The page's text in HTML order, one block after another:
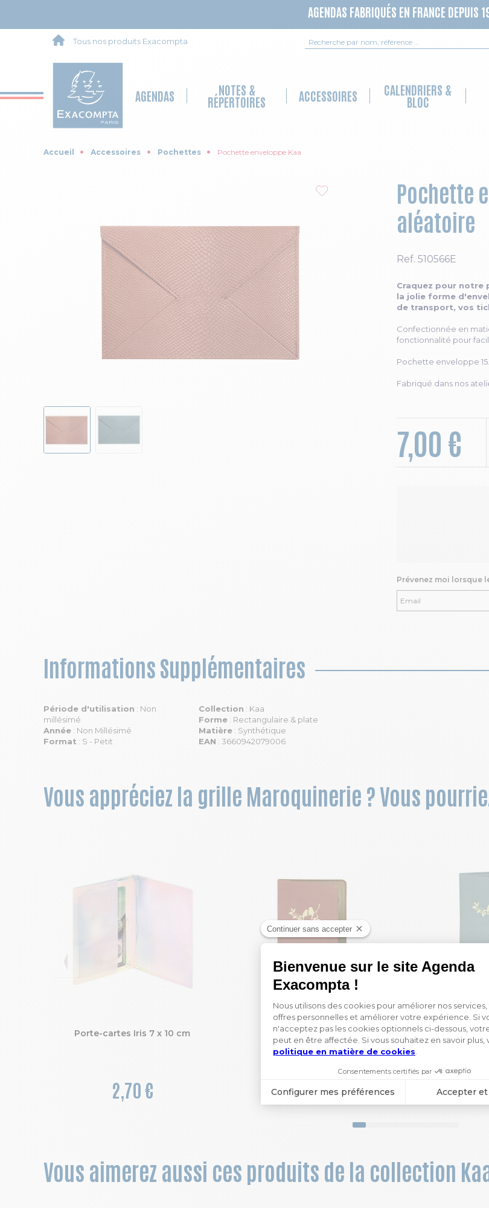
AGENDAS FABRIQUÉS EN FRANCE DEPUIS
Tous nos produits Exacompta Recherche
AGENDAS NOTES &
RÉPERTOIRES ACCESSOIRES CALENDRIERS &
BLOC
Accueil Accessoires Pochettes Pochette enveloppe Kaa
Pochette
aléatoire
Ref. 510566E
Craquez pour notre
la jolie forme
de transport, vos
Confectionnée en
fonctionnalité pour
Pochette enveloppe
Fabriqué dans nos
7,00 €
Prévenez moi lorsque
Informations Supplémentaires
Période d'utilisation : Non
millésimé
Année : Non Millésimé
Format : S - Petit
Collection : Kaa
Forme : Rectangulaire & plate
Matière : Synthétique
EAN : 3660942079006
Vous appréciez la grille Maroquinerie ? Vous
Porte-cartes Iris 7 x 10 cm
2,70 €
Porte-cartes Elise
3,60 €
Etui
Vous aimerez aussi ces produits de la collection